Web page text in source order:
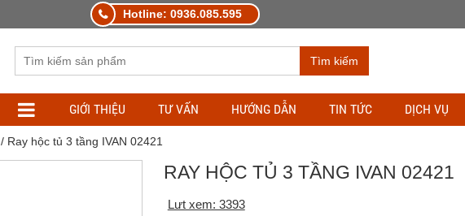
Hotline: 0936.085.595
Tìm kiếm
GIỚI THIỆU TƯ VẤN HƯỚNG DẪN TIN TỨC DỊCH VỤ
/ Ray hộc tủ 3 tầng IVAN 02421
RAY HỘC TỦ 3 TẦNG IVAN 02421
Lưt xem: 3393